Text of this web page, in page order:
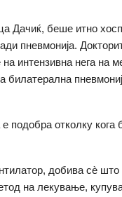
Дачиќ, беше итно
пневмонија.
интензивна нега на
билатерална
подобра отколку кога
добива сè
на лекување,